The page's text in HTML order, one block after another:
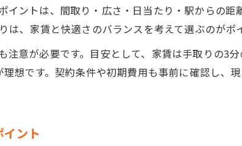
イントは、間取り・広さ・日当たり・駅からの
は、家賃と快適さのバランスを考えて選ぶのがポ
注意が必要です。目安として、家賃は手取りの3
想です。契約条件や初期費用も事前に確認し、
ント